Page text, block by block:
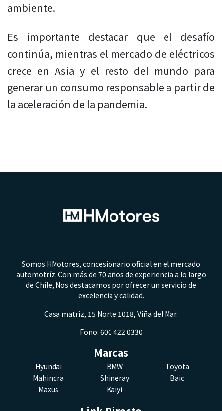
ambiente.
Es importante destacar que el desafío
continúa, mientras el mercado de eléctricos
crece en Asia y el resto del mundo para
generar un consumo responsable a partir de
la aceleración de la pandemia.
Somos HMotores, concesionario oficial en el mercado
automotríz. Con más de 70 años de experiencia a lo largo
de Chile, Nos destacamos por ofrecer un servicio de
excelencia y calidad.
Casa matriz, 15 Norte 1018, Viña del Mar.
Fono: 600 422 0330
Marcas
Hyundai BMW
Toyota
Mahindra
Shineray
Baic
Maxus
Kaiyi